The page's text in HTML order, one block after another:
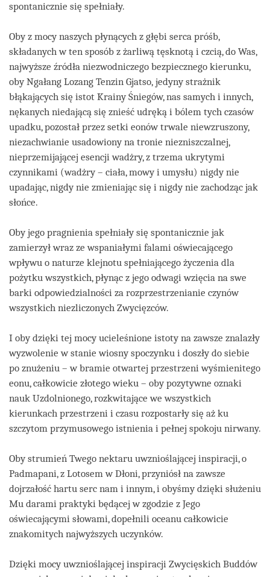
spontanicznie się spełniały.
Oby z mocy naszych płynących z głębi serca próśb,
składanych w ten sposób z żarliwą tęsknotą i czcią, do Was,
najwyższe źródła niezwodniczego bezpiecznego kierunku,
oby Ngałang Lozang Tenzin Gjatso, jedyny strażnik
błąkających się istot Krainy Śniegów, nas samych i innych,
nękanych niedającą się znieść udręką i bólem tych czasów
upadku, pozostał przez setki eonów trwale niewzruszony,
niezachwianie usadowiony na tronie niezniszczalnej,
nieprzemijającej esencji wadżry, z trzema ukrytymi
czynnikami (wadżry – ciała, mowy i umysłu) nigdy nie
upadając, nigdy nie zmieniając się i nigdy nie zachodząc jak
słońce.
Oby jego pragnienia spełniały się spontanicznie jak
zamierzył wraz ze wspaniałymi falami oświecającego
wpływu o naturze klejnotu spełniającego życzenia dla
pożytku wszystkich, płynąc z jego odwagi wzięcia na swe
barki odpowiedzialności za rozprzestrzenianie czynów
wszystkich niezliczonych Zwycięzców.
I oby dzięki tej mocy ucieleśnione istoty na zawsze znalazły
wyzwolenie w stanie wiosny spoczynku i doszły do siebie
po znużeniu – w bramie otwartej przestrzeni wyśmienitego
eonu, całkowicie złotego wieku – oby pozytywne oznaki
nauk Uzdolnionego, rozkwitające we wszystkich
kierunkach przestrzeni i czasu rozpostarły się aż ku
szczytom przymusowego istnienia i pełnej spokoju nirwany.
Oby strumień Twego nektaru uwznioślającej inspiracji, o
Padmapani, z Lotosem w Dłoni, przyniósł na zawsze
dojrzałość hartu serc nam i innym, i obyśmy dzięki służeniu
Mu darami praktyki będącej w zgodzie z Jego
oświecającymi słowami, dopełnili oceanu całkowicie
znakomitych najwyższych uczynków.
Dzięki mocy uwznioślającej inspiracji Zwycięskich Buddów